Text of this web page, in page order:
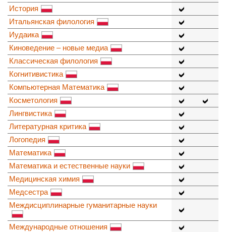
История
Итальянская филология
Иудаика
Киноведение – новые медиа
Классическая филология
Когнитивистика
Компьютерная Математика
Косметология
Лингвистика
Литературная критика
Логопедия
Математика
Математика и естественные науки
Медицинская химия
Медсестра
Междисциплинарные гуманитарные науки
Международные отношения